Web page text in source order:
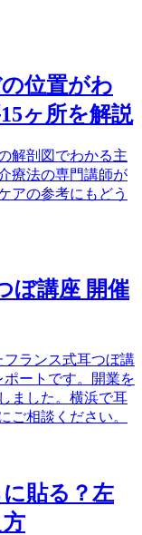
位置がわ
ヶ所を解説
解剖図でわかる主
療法の専門講師が
アの参考にもどう
ぼ講座 開催
フランス式耳つぼ講
ートです。開業を
ました。横浜で耳
ご相談ください。
貼る？左